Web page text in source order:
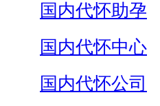
国内代怀助孕
国内代怀中心
国内代怀公司